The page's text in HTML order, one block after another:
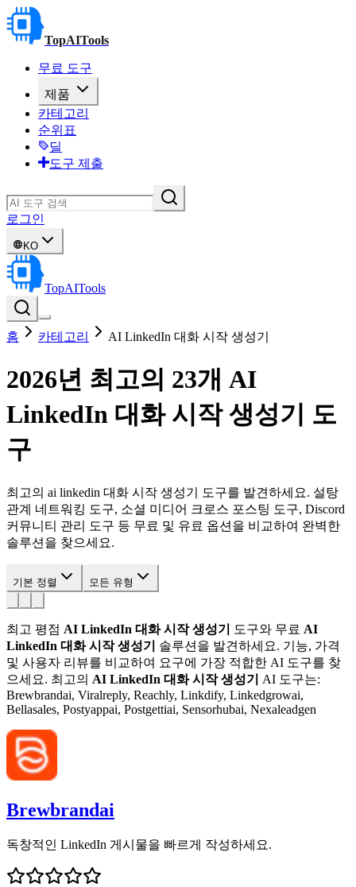
TopAITools
무료 도구
제품
카테고리
순위표
딜
도구 제출
로그인
KO
TopAITools
홈 카테고리 AI LinkedIn 대화 시작 생성기
2026년 최고의 23개 AI
LinkedIn 대화 시작 생성기 도
구
최고의 ai linkedin 대화 시작 생성기 도구를 발견하세요. 설탕
관계 네트워킹 도구, 소셜 미디어 크로스 포스팅 도구, Discord
커뮤니티 관리 도구 등 무료 및 유료 옵션을 비교하여 완벽한
솔루션을 찾으세요.
기본 정렬 모든 유형
최고 평점 AI LinkedIn 대화 시작 생성기 도구와 무료 AI
LinkedIn 대화 시작 생성기
솔루션을 발견하세요. 기능, 가격
및 사용자 리뷰를 비교하여 요구에 가장 적합한 AI 도구를 찾
으세요. 최고의 AI LinkedIn 대화 시작 생성기
AI 도구는:
Brewbrandai, Viralreply, Reachly, Linkdify, Linkedgrowai,
Bellasales, Postyappai, Postgettiai, Sensorhubai, Nexaleadgen
Brewbrandai
독창적인 LinkedIn 게시물을 빠르게 작성하세요.